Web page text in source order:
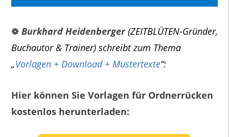
❁ Burkhard Heidenberger(ZEITBLÜTEN-Gründer,
Buchautor & Trainer) schreibt zum Thema
„Vorlagen + Download + Mustertexte“:
Hier können Sie Vorlagen für Ordnerrücken
kostenlos herunterladen: